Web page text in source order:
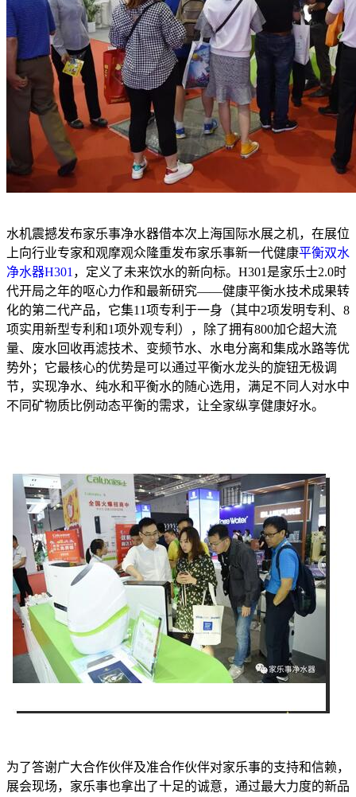
水机震撼发布家乐事净水器借本次上海国际水展之机，在展位
上向行业专家和观摩观众隆重发布家乐事新一代健康平衡双水
净水器H301 ，定义了未来饮水的新向标。H301是家乐士2.0时
代开局之年的呕心力作和最新研究——健康平衡水技术成果转
化的第二代产品，它集11项专利于一身（其中2项发明专利、8
项实用新型专利和1项外观专利），除了拥有800加仑超大流
量、废水回收再滤技术、变频节水、水电分离和集成水路等优
势外；它最核心的优势是可以通过平衡水龙头的旋钮无极调
节，实现净水、纯水和平衡水的随心选用，满足不同人对水中
不同矿物质比例动态平衡的需求，让全家纵享健康好水。
为了答谢广大合作伙伴及准合作伙伴对家乐事的支持和信赖，
展会现场，家乐事也拿出了十足的诚意，通过最大力度的新品